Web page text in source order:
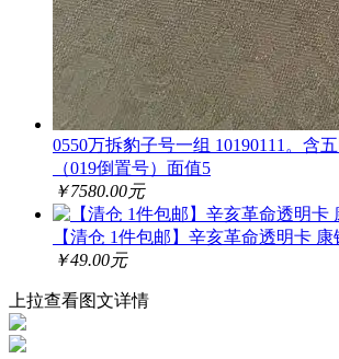
0550万拆豹子号一组 10190111。含
（019倒置号）面值5
￥7580.00元
【清仓 1件包邮】辛亥革命透明卡
￥49.00元
上拉查看图文详情